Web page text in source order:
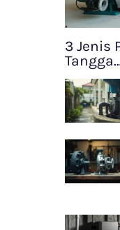
3 Jenis